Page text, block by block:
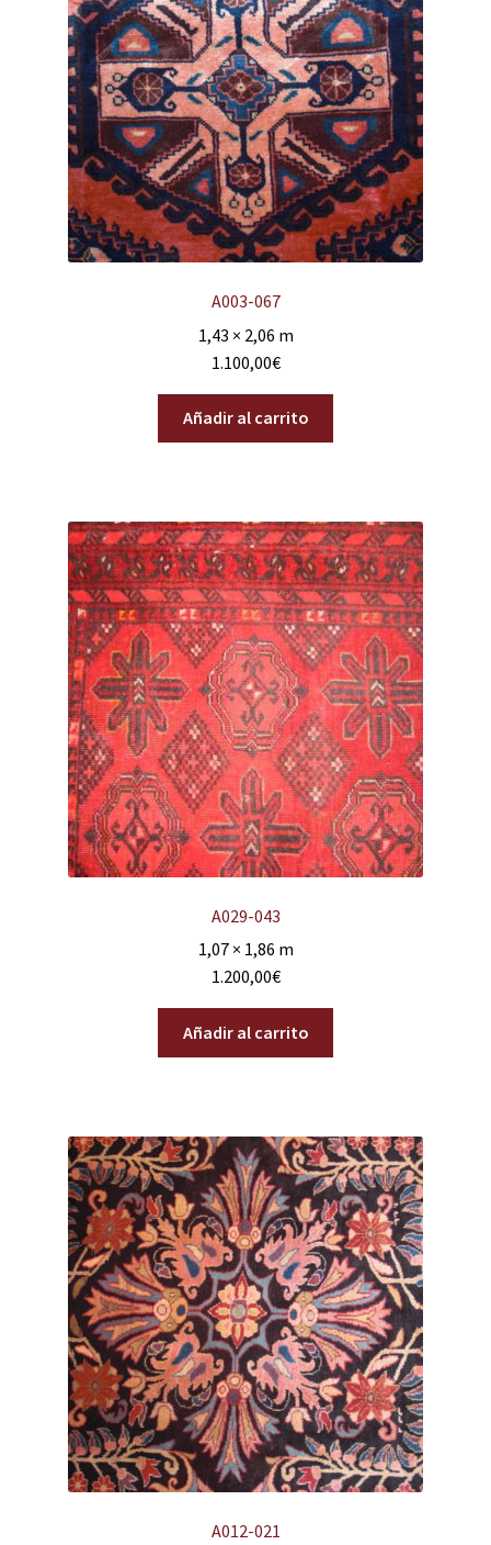
A003-067
1,43 × 2,06 m
1.100,00€
Añadir al carrito
A029-043
1,07 × 1,86 m
1.200,00€
Añadir al carrito
A012-021